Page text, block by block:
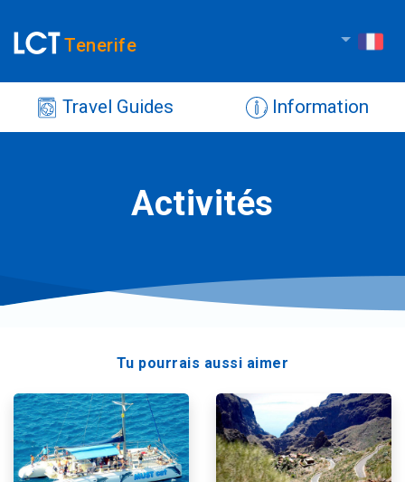
Tenerife
Travel Guides Information
Activités
Tu pourrais aussi aimer